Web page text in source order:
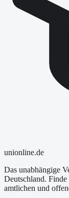
unionline.de
Das unabhängige
Deutschland.
amtlichen und